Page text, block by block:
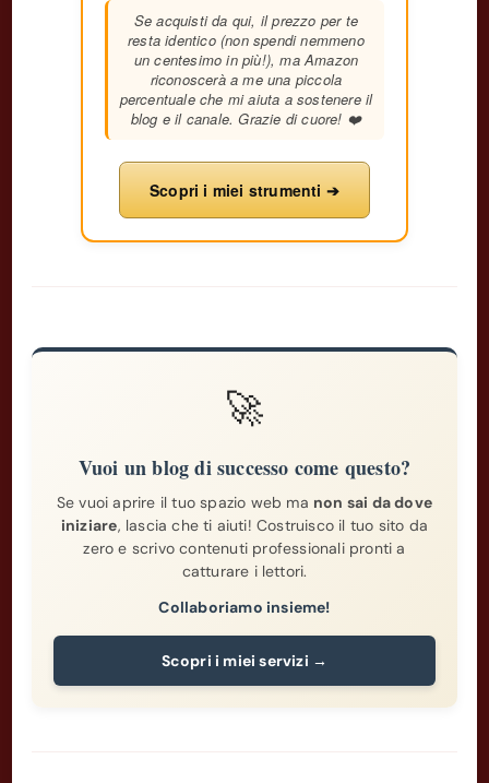
Se acquisti da qui, il prezzo per te
resta identico (non spendi nemmeno
un centesimo in più!), ma Amazon
riconoscerà a me una piccola
percentuale che mi aiuta a sostenere il
blog e il canale. Grazie di cuore! ❤️
Scopri i miei strumenti ➔
🚀
Vuoi un blog di successo come questo?
Se vuoi aprire il tuo spazio web ma non sai da dove
iniziare, lascia che ti aiuti! Costruisco il tuo sito da
zero e scrivo contenuti professionali pronti a
catturare i lettori.
Collaboriamo insieme!
Scopri i miei servizi →